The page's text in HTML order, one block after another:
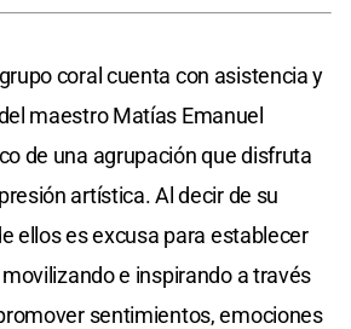
coral cuenta con asistencia y
maestro Matías Emanuel
de una agrupación que disfruta
artística. Al decir de su
ellos es excusa para establecer
e inspirando a través
sentimientos, emociones